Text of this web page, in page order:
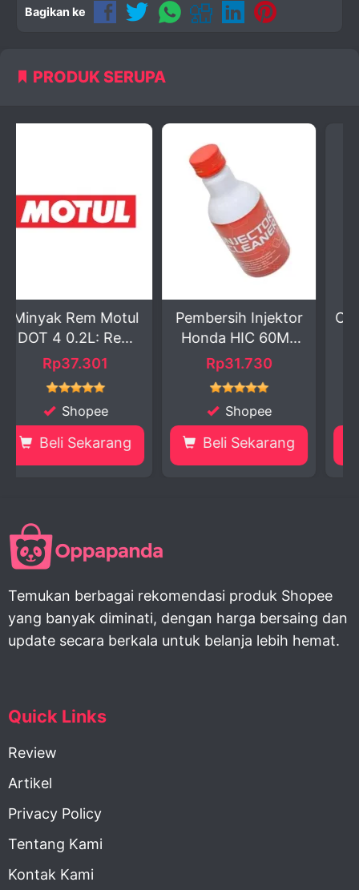
Bagikan ke
PRODUK SERUPA
Pembersih Injektor
Honda HIC 60ML
Rp31.730
Beli Sekarang
Oli AHM Gear
Rp9.000
Beli Sekarang
Temukan berbagai rekomendasi produk Shopee
yang banyak diminati, dengan harga bersaing dan
update secara berkala untuk belanja lebih hemat.
Quick Links
Review
Artikel
Privacy Policy
Tentang Kami
Kontak Kami